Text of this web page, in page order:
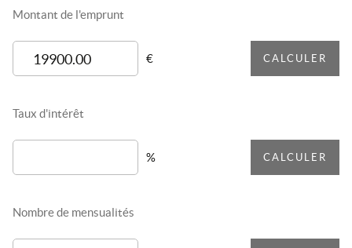
Montant de l'emprunt
€ CALCULER
Taux d'intérêt
% CALCULER
Nombre de mensualités